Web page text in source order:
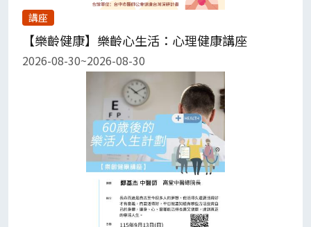
講座
【樂齡健康】樂齡心生活：心理健康講座
2026-08-30~2026-08-30